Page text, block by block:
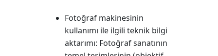
Fotoğraf makinesinin
kullanımı ile ilgili teknik bilgi
aktarımı: Fotoğraf sanatının